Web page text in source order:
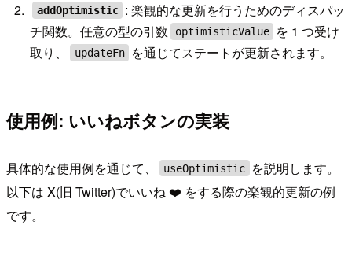
addOptimistic : 楽観的な更新を行うためのディスパッ
チ関数。任意の型の引数
optimisticValue
を 1 つ受け
取り、
updateFn を通じてステートが更新されます。
使用例: いいねボタンの実装
具体的な使用例を通じて、 useOptimistic
を説明します。
以下は X(旧 Twitter)でいいね ❤️ をする際の楽観的更新の例
です。